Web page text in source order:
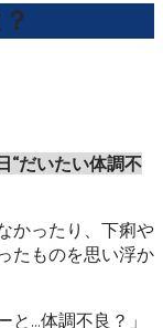
“だいたい体調不
かったり、下痢や
たものを思い浮か
と…体調不良？」